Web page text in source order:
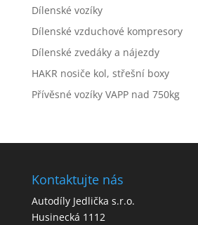
Dílenské vozíky
Dílenské vzduchové kompresory
Dílenské zvedáky a nájezdy
HAKR nosiče kol, střešní boxy
Přívěsné vozíky VAPP nad 750kg
Kontaktujte nás
Autodíly Jedlička s.r.o.
Husinecká 1112